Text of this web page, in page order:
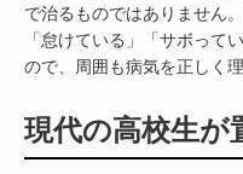
で治るものではありません。
「怠けている」「サボって
ので、周囲も病気を正しく
現代の高校生が